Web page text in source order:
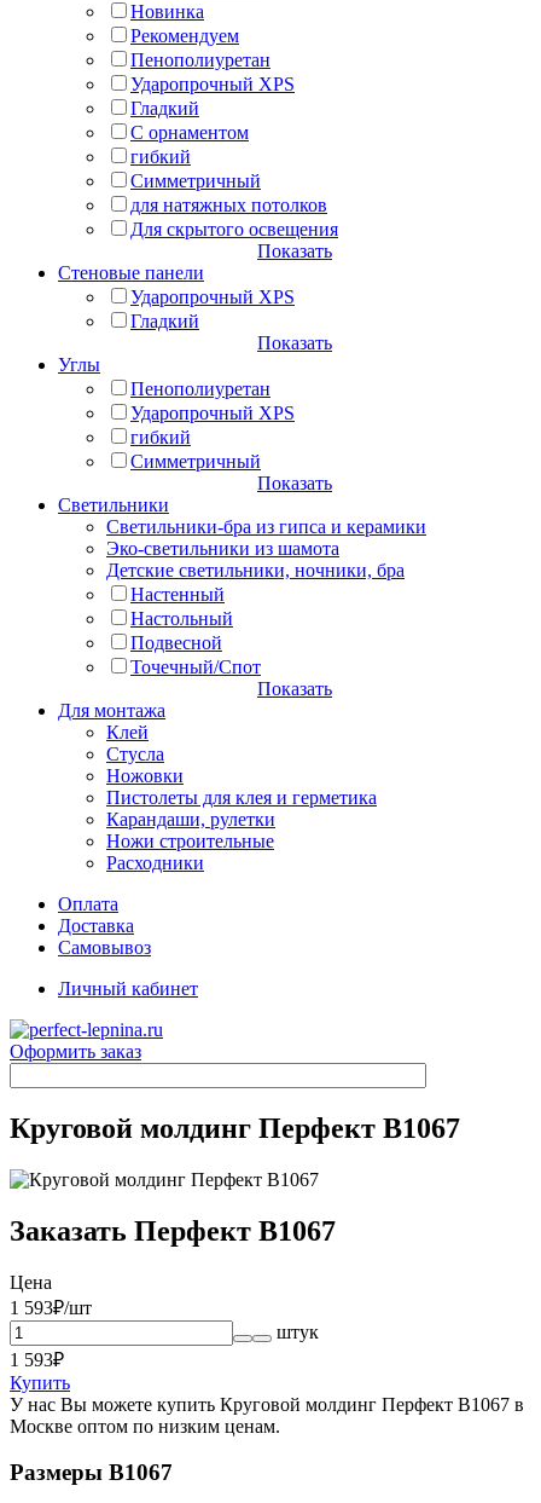
Новинка
Рекомендуем
Пенополиуретан
Ударопрочный XPS
Гладкий
С орнаментом
гибкий
Симметричный
для натяжных потолков
Для скрытого освещения
Показать
Стеновые панели
Ударопрочный XPS
Гладкий
Показать
Углы
Пенополиуретан
Ударопрочный XPS
гибкий
Симметричный
Показать
Светильники
Светильники-бра из гипса и керамики
Эко-светильники из шамота
Детские светильники, ночники, бра
Настенный
Настольный
Подвесной
Точечный/Спот
Показать
Для монтажа
Клей
Стусла
Ножовки
Пистолеты для клея и герметика
Карандаши, рулетки
Ножи строительные
Расходники
Оплата
Доставка
Самовывоз
Личный кабинет
Оформить заказ
Круговой молдинг Перфект B1067
Заказать Перфект B1067
Цена
1 593₽/шт
штук
1 593₽
Купить
У нас Вы можете купить Круговой молдинг Перфект B1067 в
Москве оптом по низким ценам.
Размеры B1067